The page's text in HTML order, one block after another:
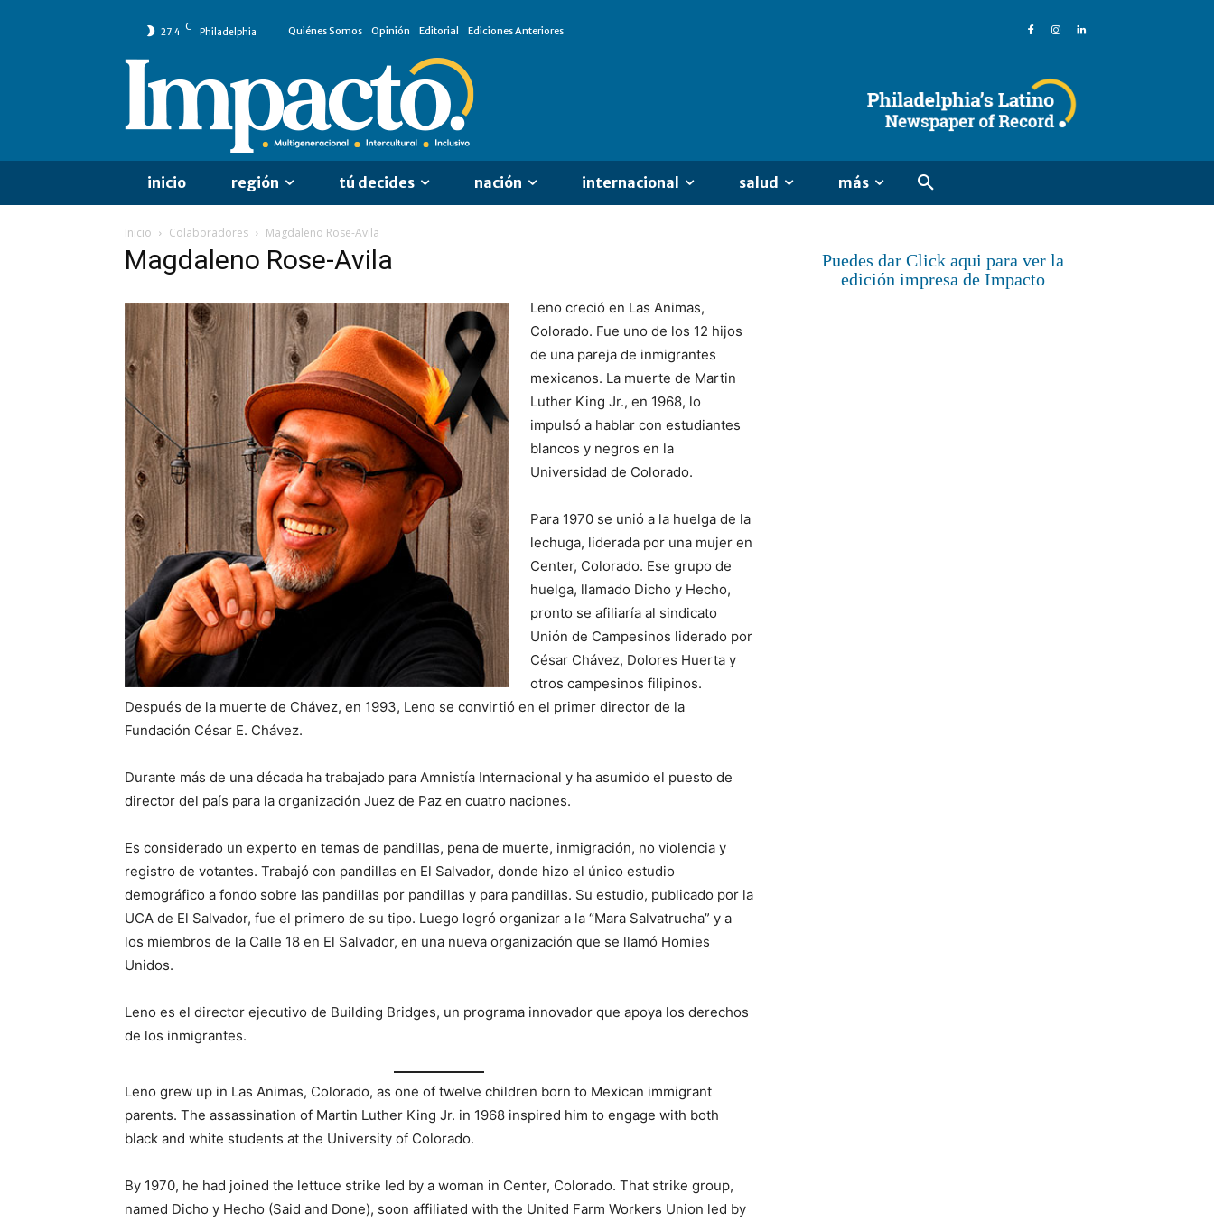
27.4 C Philadelphia Quiénes Somos Opinión Editorial Ediciones Anteriores
inicio región tú decides nación internacional salud más
Inicio Colaboradores Magdaleno Rose-Avila
Magdaleno Rose-Avila
Leno creció en Las Animas,
Colorado. Fue uno de los 12 hijos
de una pareja de inmigrantes
mexicanos. La muerte de Martin
Luther King Jr., en 1968, lo
impulsó a hablar con estudiantes
blancos y negros en la
Universidad de Colorado.
Para 1970 se unió a la huelga de la
lechuga, liderada por una mujer en
Center, Colorado. Ese grupo de
huelga, llamado Dicho y Hecho,
pronto se afiliaría al sindicato
Unión de Campesinos liderado por
César Chávez, Dolores Huerta y
otros campesinos filipinos.
Después de la muerte de Chávez, en 1993, Leno se convirtió en el primer director de la
Fundación César E. Chávez.
Durante más de una década ha trabajado para Amnistía Internacional y ha asumido el puesto de
director del país para la organización Juez de Paz en cuatro naciones.
Es considerado un experto en temas de pandillas, pena de muerte, inmigración, no violencia y
registro de votantes. Trabajó con pandillas en El Salvador, donde hizo el único estudio
demográfico a fondo sobre las pandillas por pandillas y para pandillas. Su estudio, publicado por la
UCA de El Salvador, fue el primero de su tipo. Luego logró organizar a la “Mara Salvatrucha” y a
los miembros de la Calle 18 en El Salvador, en una nueva organización que se llamó Homies
Unidos.
Leno es el director ejecutivo de Building Bridges, un programa innovador que apoya los derechos
de los inmigrantes.
Leno grew up in Las Animas, Colorado, as one of twelve children born to Mexican immigrant
parents. The assassination of Martin Luther King Jr. in 1968 inspired him to engage with both
black and white students at the University of Colorado.
By 1970, he had joined the lettuce strike led by a woman in Center, Colorado. That strike group,
named Dicho y Hecho (Said and Done), soon affiliated with the United Farm Workers Union led by
Puedes dar Click aqui para ver la
edición impresa de Impacto